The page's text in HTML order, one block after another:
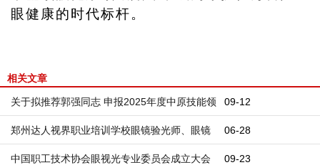
眼健康的时代标杆。
相关文章
09-12
关于拟推荐郭强同志 申报2025年度中原技能领
军人才的公示 06-28
郑州达人视界职业培训学校眼镜验光师、眼镜
定配工 职业技能等级评价考试公告 09-23
中国职工技术协会眼视光专业委员会成立大会